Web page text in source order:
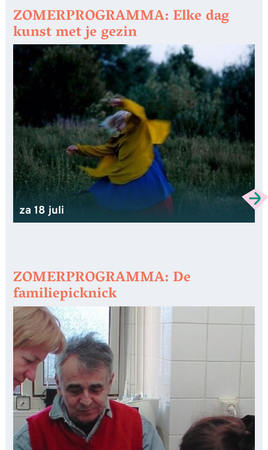
ZOMERPROGRAMMA: Elke dag
kunst met je gezin
za 18 juli
ZOMERPROGRAMMA: De
familiepicknick